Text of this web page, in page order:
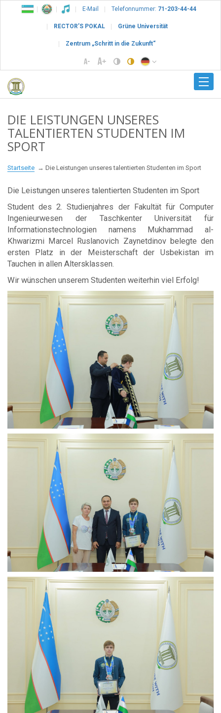
E-Mail Telefonnummer: 71-203-44-44
RECTOR’S POKAL Grüne Universität
Zentrum „Schritt in die Zukunft“
DIE LEISTUNGEN UNSERES
TALENTIERTEN STUDENTEN IM
SPORT
Startseite Die Leistungen unseres talentierten Studenten im Sport
Die Leistungen unseres talentierten Studenten im Sport
Student des 2. Studienjahres der Fakultät für Computer
Ingenieurwesen der Taschkenter Universität für
Informationstechnologien namens Mukhammad al-
Khwarizmi Marcel Ruslanovich Zaynetdinov belegte den
ersten Platz in der Meisterschaft der Usbekistan im
Tauchen in allen Altersklassen.
Wir wünschen unserem Studenten weiterhin viel Erfolg!